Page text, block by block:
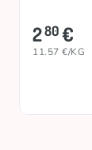
280€
11.57 €/KG